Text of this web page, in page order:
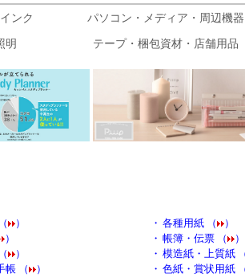
ンク パソコン・メディア・周辺機器
明 テープ・梱包資材・店舗用品
） ・ 各種用紙 （
）
） ・ 帳簿・伝票 （
）
） ・ 模造紙・上質紙
帳 （ ） ・ 色紙・賞状用紙